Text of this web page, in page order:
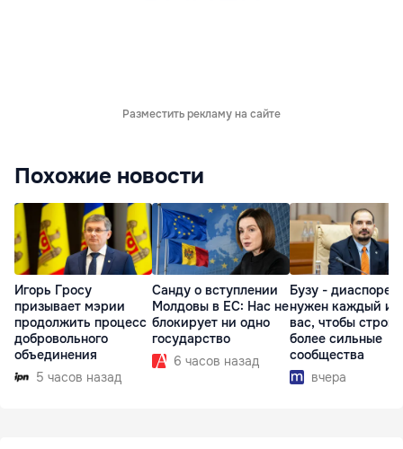
Разместить рекламу на сайте
Похожие новости
Игорь Гросу
призывает мэрии
продолжить процесс
добровольного
объединения
5 часов назад
Санду о вступлении
Молдовы в ЕС: Нас не
блокирует ни одно
государство
6 часов назад
Бузу - диаспоре:
нужен каждый из
вас, чтобы
более сильные
сообщества
вчера